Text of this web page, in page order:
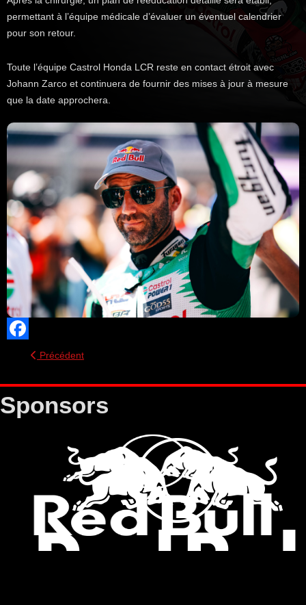
permettant à l’équipe médicale d’évaluer un éventuel calendrier
pour son retour.
Toute l’équipe Castrol Honda LCR reste en contact étroit avec
Johann Zarco et continuera de fournir des mises à jour à mesure
que la date approchera.
FacebookPrécédent
Sponsors